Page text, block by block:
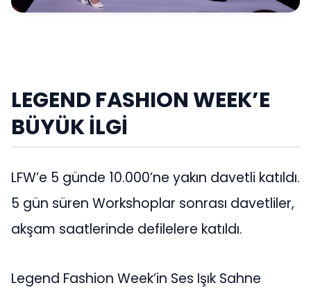
LEGEND FASHION WEEK’E
BÜYÜK İLGİ
LFW’e 5 günde 10.000’ne yakın davetli katıldı.
5 gün süren Workshoplar sonrası davetliler,
akşam saatlerinde defilelere katıldı.
Legend Fashion Week’in Ses Işık Sahne